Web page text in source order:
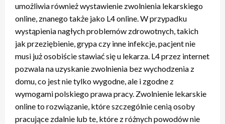
umożliwia również wystawienie zwolnienia lekarskiego
online, znanego także jako L4 online. W przypadku
wystąpienia nagłych problemów zdrowotnych, takich
jak przeziębienie, grypa czy inne infekcje, pacjent nie
musi już osobiście stawiać się u lekarza. L4 przez internet
pozwala na uzyskanie zwolnienia bez wychodzenia z
domu, co jest nie tylko wygodne, ale i zgodne z
wymogami polskiego prawa pracy. Zwolnienie lekarskie
online to rozwiązanie, które szczególnie cenią osoby
pracujące zdalnie lub te, które z różnych powodów nie